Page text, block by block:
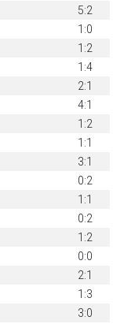
5:2
1:0
1:2
1:4
2:1
4:1
1:2
1:1
3:1
0:2
1:1
0:2
1:2
0:0
2:1
1:3
3:0